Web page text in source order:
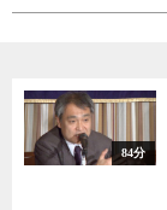
84分